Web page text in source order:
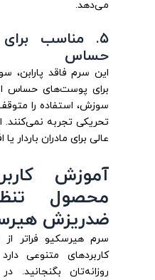
می‌دهد.
۵. مناسب
حساس
این سرم فاقد پارابن،
برای پوست‌های حساس
سوزش، استفاده را متوقف
تحریکی تجربه نمی‌کنند.
عالی برای مادران باردار
آموزش
محصول
ضدریزش
سرم هیرسکیو فراتر
کاربردهای متنوعی
روزانه‌تان بگنجانید.